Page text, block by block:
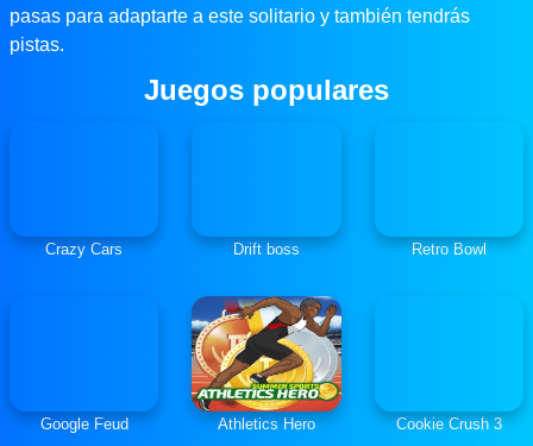
pasas para adaptarte a este solitario y también tendrás
pistas.
Juegos populares
Crazy Cars Drift boss Retro Bowl
Google Feud Athletics Hero Cookie Crush 3